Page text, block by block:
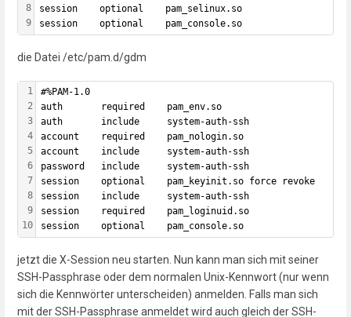
8
9
session    optional    pam_selinux.so
session    optional    pam_console.so
die Datei /etc/pam.d/gdm
1
2
3
4
5
6
7
8
9
10
#%PAM-1.0
auth       required    pam_env.so
auth       include     system-auth-ssh
account    required    pam_nologin.so
account    include     system-auth-ssh
password   include     system-auth-ssh
session    optional    pam_keyinit.so force revoke
session    include     system-auth-ssh
session    required    pam_loginuid.so
session    optional    pam_console.so
jetzt die X-Session neu starten. Nun kann man sich mit seiner
SSH-Passphrase oder dem normalen Unix-Kennwort (nur wenn
sich die Kennwörter unterscheiden) anmelden. Falls man sich
mit der SSH-Passphrase anmeldet wird auch gleich der SSH-